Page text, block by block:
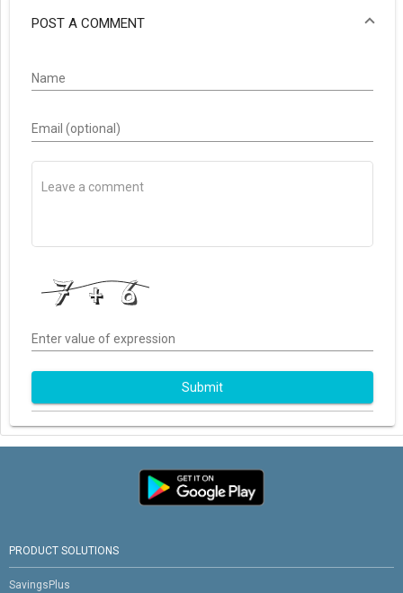
POST A COMMENT
Name
Email (optional)
Enter value of expression
Submit
PRODUCT SOLUTIONS
SavingsPlus